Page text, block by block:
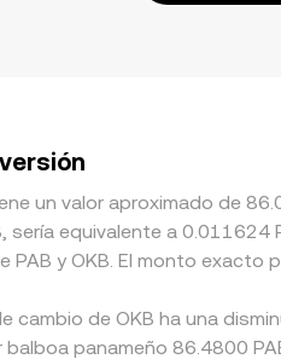
un valor aproximado de
sería equivalente a
PAB y OKB. El monto exacto
cambio de OKB ha una
panameño 86.4800